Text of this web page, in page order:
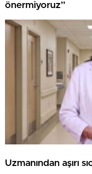
önermiyoruz”
Uzmanından aşırı